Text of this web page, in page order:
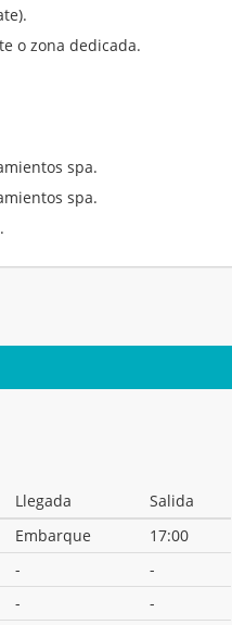
o zona dedicada.
spa.
spa.
Llegada
Salida
Embarque
17:00
-
-
-
-